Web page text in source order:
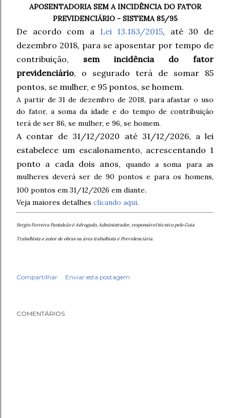
APOSENTADORIA SEM A INCIDÊNCIA DO FATOR
PREVIDENCIÁRIO - SISTEMA 85/95
De acordo com a Lei 13.183/2015, até 30 de
dezembro 2018, para se aposentar por tempo de
contribuição, sem incidência do fator
previdenciário, o segurado terá de somar 85
pontos, se mulher, e 95 pontos, se homem.
A partir de 31 de dezembro de 2018, para afastar o uso
do fator, a soma da idade e do tempo de contribuição
terá de ser 86, se mulher, e 96, se homem.
A contar de 31/12/2020 até 31/12/2026, a lei
estabelece um escalonamento, acrescentando 1
ponto a cada dois anos, quando a soma para as
mulheres deverá ser de 90 pontos e para os homens,
100 pontos em 31/12/2026 em diante.
Veja maiores detalhes clicando aqui.
Sergio Ferreira Pantaleão é Advogado, Administrador, responsável técnico pelo Guia
Trabalhista e autor de obras na área trabalhista e Previdenciária.
Compartilhar Enviar esta postagem
COMENTÁRIOS